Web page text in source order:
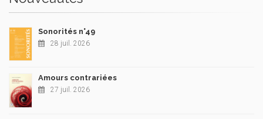
Sonorités n°49
28 juil. 2026
Amours contrariées
27 juil. 2026